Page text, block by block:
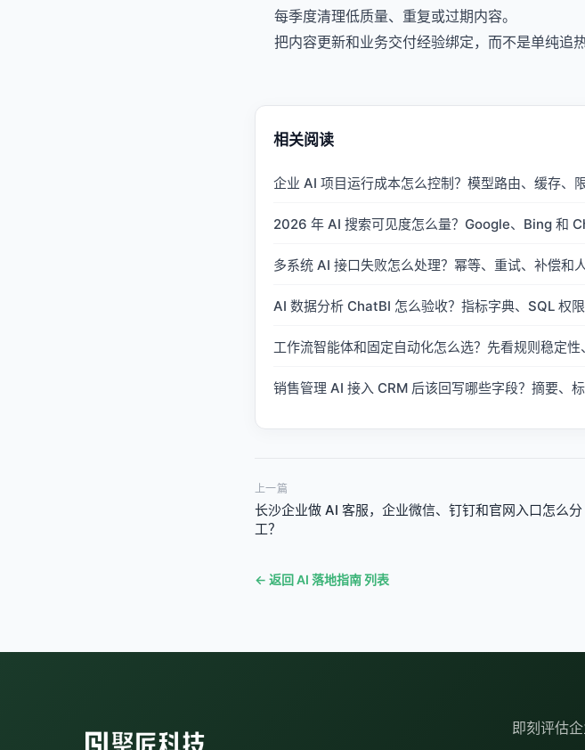
每季度清理低质量、重复或过期内容。
把内容更新和业务交付经验绑定，而不是单纯追热
相关阅读
企业 AI 项目运行成本怎么控制？模型路由、缓存、
2026 年 AI 搜索可见度怎么量？Google、Bing 和
多系统 AI 接口失败怎么处理？幂等、重试、补偿和
AI 数据分析 ChatBI 怎么验收？指标字典、SQL 权
工作流智能体和固定自动化怎么选？先看规则稳定
销售管理 AI 接入 CRM 后该回写哪些字段？摘要、
上一篇
长沙企业做 AI 客服，企业微信、钉钉和官网入口怎么分
工？
← 返回 AI 落地指南 列表
即刻评估